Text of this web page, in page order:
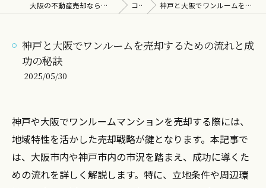
大阪の不動産売却なら投資不動産・売却相談センター コラム 神戸と大阪でワンルームを売却するための流れと成功の秘訣
神戸と大阪でワンルームを売却するための流れと成
功の秘訣
2025/05/30
神戸や大阪でワンルームマンションを売却する際には、
地域特性を活かした売却戦略が鍵となります。本記事で
は、大阪市内や神戸市内の市況を踏まえ、成功に導くた
めの流れを詳しく解説します。特に、立地条件や周辺環